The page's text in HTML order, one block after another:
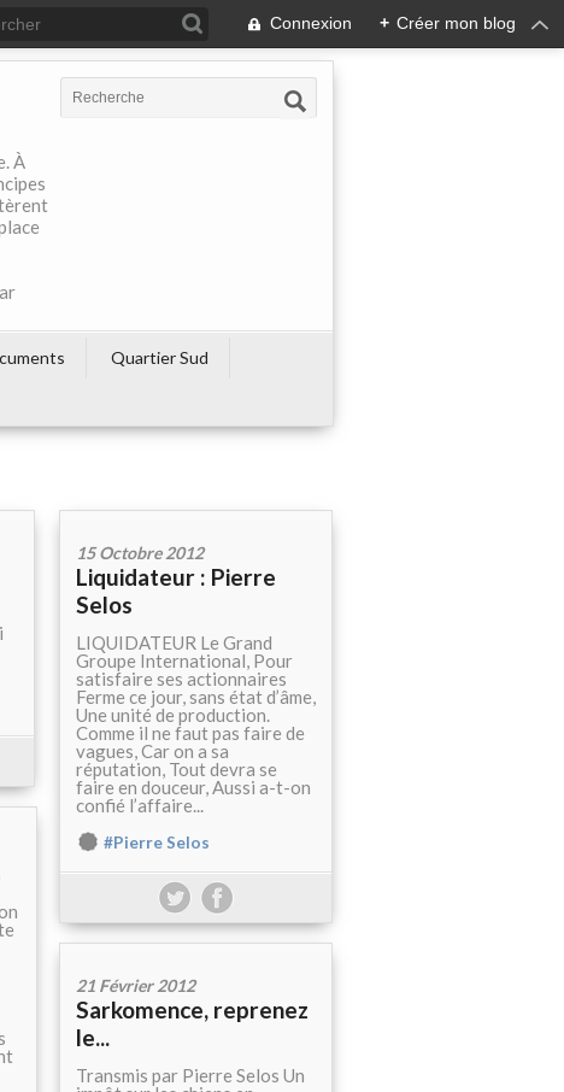
Connexion + Créer mon blog
À
Quartier Sud
15 Octobre 2012
Liquidateur : Pierre
Selos
LIQUIDATEUR Le Grand
Groupe International, Pour
satisfaire ses actionnaires
Ferme ce jour, sans état d’âme,
Une unité de production.
Comme il ne faut pas faire de
vagues, Car on a sa
réputation, Tout devra se
faire en douceur, Aussi a-t-on
confié l’affaire...
#Pierre Selos
21 Février 2012
Sarkomence, reprenez
le...
Transmis par Pierre Selos Un